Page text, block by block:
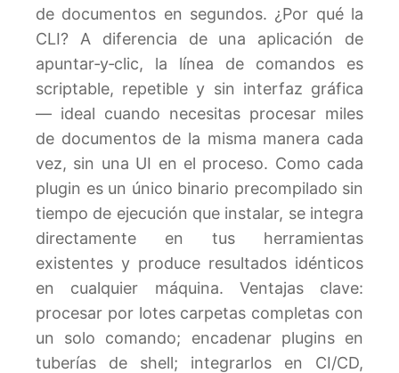
de documentos en segundos. ¿Por qué la
CLI? A diferencia de una aplicación de
apuntar‑y‑clic, la línea de comandos es
scriptable, repetible y sin interfaz gráfica
— ideal cuando necesitas procesar miles
de documentos de la misma manera cada
vez, sin una UI en el proceso. Como cada
plugin es un único binario precompilado sin
tiempo de ejecución que instalar, se integra
directamente en tus herramientas
existentes y produce resultados idénticos
en cualquier máquina. Ventajas clave:
procesar por lotes carpetas completas con
un solo comando; encadenar plugins en
tuberías de shell; integrarlos en CI/CD,